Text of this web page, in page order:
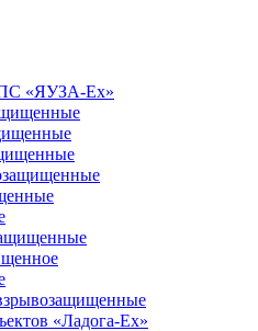
«ЯУЗА-Ех»
«Ладога-Ex»